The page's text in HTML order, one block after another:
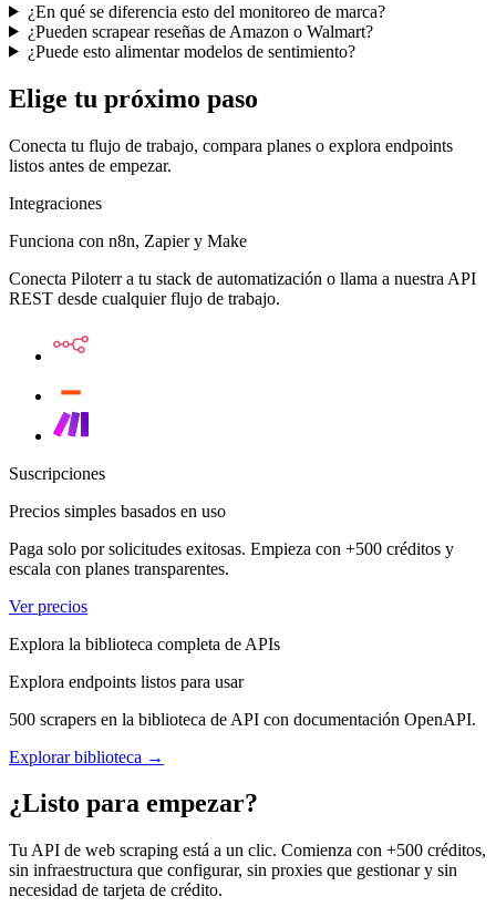
¿En qué se diferencia esto del monitoreo de marca?
¿Pueden scrapear reseñas de Amazon o Walmart?
¿Puede esto alimentar modelos de sentimiento?
Elige tu próximo paso
Conecta tu flujo de trabajo, compara planes o explora endpoints
listos antes de empezar.
Integraciones
Funciona con n8n, Zapier y Make
Conecta Piloterr a tu stack de automatización o llama a nuestra API
REST desde cualquier flujo de trabajo.
Suscripciones
Precios simples basados en uso
Paga solo por solicitudes exitosas. Empieza con +500 créditos y
escala con planes transparentes.
Ver precios
Explora la biblioteca completa de APIs
Explora endpoints listos para usar
500 scrapers en la biblioteca de API con documentación OpenAPI.
Explorar biblioteca →
¿Listo para empezar?
Tu API de web scraping está a un clic. Comienza con +500 créditos,
sin infraestructura que configurar, sin proxies que gestionar y sin
necesidad de tarjeta de crédito.